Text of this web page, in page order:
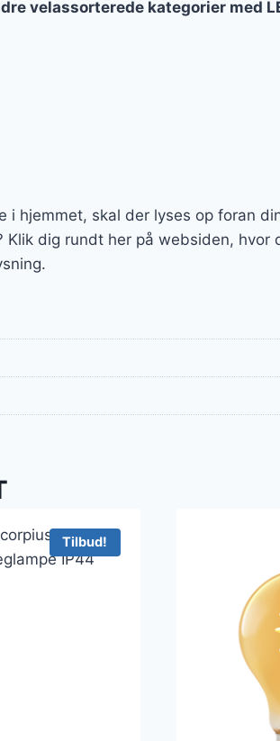
velassorterede kategorier med
i hjemmet, skal der lyses op foran
dig rundt her på websiden,
Tilbud!